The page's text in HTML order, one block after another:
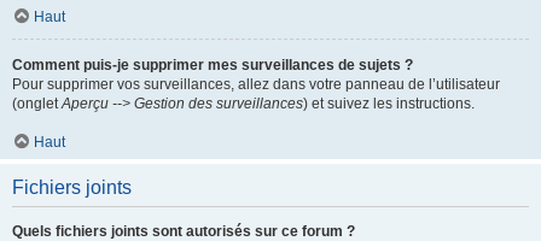
Haut
Comment puis-je supprimer mes surveillances de sujets ?
Pour supprimer vos surveillances, allez dans votre panneau de l’utilisateur
(ongletAperçu --> Gestion des surveillances) et suivez les instructions.
Haut
Fichiers joints
Quels fichiers joints sont autorisés sur ce forum ?